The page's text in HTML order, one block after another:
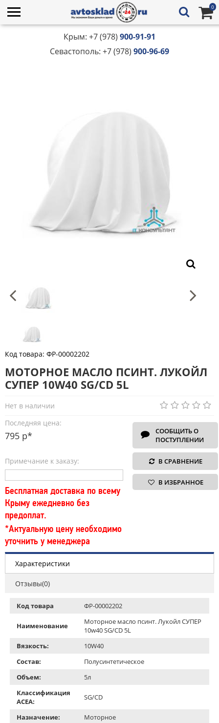
0
Крым: +7 (978) 900-91-91
Севастополь: +7 (978) 900-96-69
Код товара: ФР-00002202
МОТОРНОЕ МАСЛО ПСИНТ. ЛУКОЙЛ
СУПЕР 10W40 SG/CD 5L
Нет в наличии
Последняя цена:
795 р*
Примечание к заказу:
Бесплатная доставка по всему
Крыму ежедневно без
предоплат.
*Актуальную цену необходимо
уточнить у менеджера
СООБЩИТЬ О
ПОСТУПЛЕНИИ
В СРАВНЕНИЕ
В ИЗБРАННОЕ
Характеристики
Отзывы(0)
Код товара ФР-00002202
Наименование
Моторное масло псинт. Лукойл СУПЕР
10w40 SG/CD 5L
Вязкость:
10W40
Состав:
Полусинтетическое
Объем:
5л
Классификация
ACEA:
SG/CD
Назначение:
Моторное